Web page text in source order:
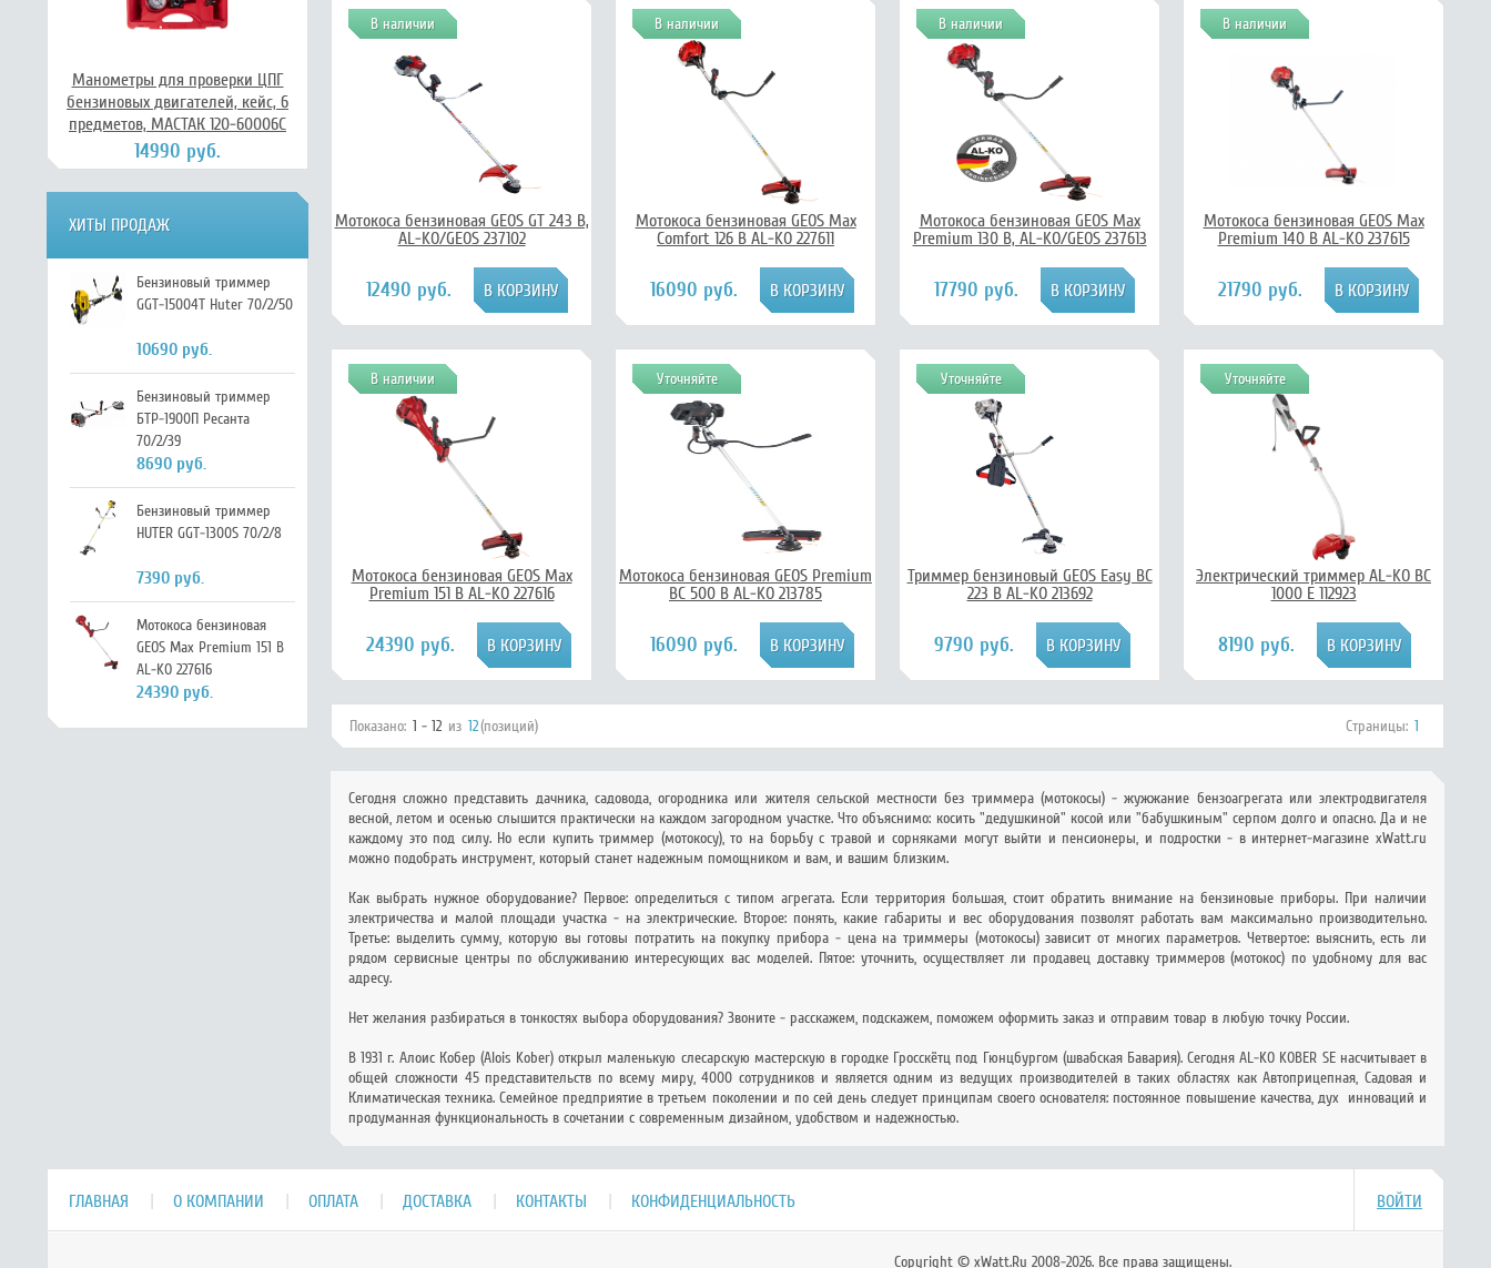
В наличии
Мотокоса бензиновая GEOS GT 243 B,
AL-KO/GEOS 237102
12490 руб.
В наличии
Мотокоса бензиновая GEOS Max
Comfort 126 B AL-KO 227611
16090 руб.
В наличии
Мотокоса бензиновая GEOS Max
Premium 130 B, AL-KO/GEOS 237613
17790 руб.
В наличии
Мотокоса бензиновая GEOS Max
Premium 140 B AL-KO 237615
21790 руб.
В наличии
Мотокоса бензиновая GEOS Max
Premium 151 B AL-KO 227616
24390 руб.
Уточняйте
Мотокоса бензиновая GEOS Premium
BC 500 B AL-KO 213785
16090 руб.
Уточняйте
Триммер бензиновый GEOS Easy BC
223 B AL-KO 213692
9790 руб.
Уточняйте
Электрический триммер AL-KO BC
1000 E 112923
8190 руб.
Показано: 1 - 12 из 12(позиций) Страницы: 1
Сегодня сложно представить дачника, садовода, огородника или жителя сельской местности без триммера (мотокосы) - жужжание бензоагрегата или электродвигателя
весной, летом и осенью слышится практически на каждом загородном участке. Что объяснимо: косить "дедушкиной" косой или "бабушкиным" серпом долго и опасно. Да и не
каждому это под силу. Но если купить триммер (мотокосу), то на борьбу с травой и сорняками могут выйти и пенсионеры, и подростки - в интернет-магазине xWatt.ru
можно подобрать инструмент, который станет надежным помощником и вам, и вашим близким.
Как выбрать нужное оборудование? Первое: определиться с типом агрегата. Если территория большая, стоит обратить внимание на бензиновые приборы. При наличии
электричества и малой площади участка - на электрические. Второе: понять, какие габариты и вес оборудования позволят работать вам максимально производительно.
Третье: выделить сумму, которую вы готовы потратить на покупку прибора - цена на триммеры (мотокосы) зависит от многих параметров. Четвертое: выяснить, есть ли
рядом сервисные центры по обслуживанию интересующих вас моделей. Пятое: уточнить, осуществляет ли продавец доставку триммеров (мотокос) по удобному для вас
адресу.
Нет желания разбираться в тонкостях выбора оборудования? Звоните - расскажем, подскажем, поможем оформить заказ и отправим товар в любую точку России.
В 1931 г. Алоис Кобер (Alois Kober) открыл маленькую слесарскую мастерскую в городке Гроcскётц под Гюнцбургом (швабская Бавария). Сегодня AL-KO KOBER SE насчитывает в
общей сложности 45 представительств по всему миру, 4000 сотрудников и является одним из ведущих производителей в таких областях как Автоприцепная, Садовая и
Климатическая техника. Семейное предприятие в третьем поколении и по сей день следует принципам своего основателя: постоянное повышение качества, дух инноваций и
продуманная функциональность в сочетании с современным дизайном, удобством и надежностью.
Манометры для проверки ЦПГ
бензиновых двигателей, кейс, 6
предметов, МАСТАК 120-60006C
14990 руб.
ХИТЫ ПРОДАЖ
Бензиновый триммер
GGT-15004Т Huter 70/2/50
10690 руб.
Бензиновый триммер
БТР-1900П Ресанта
70/2/39
8690 руб.
Бензиновый триммер
HUTER GGT-1300S 70/2/8
7390 руб.
Мотокоса бензиновая
GEOS Max Premium 151 B
AL-KO 227616
24390 руб.
ГЛАВНАЯ О КОМПАНИИ ОПЛАТА ДОСТАВКА КОНТАКТЫ КОНФИДЕНЦИАЛЬНОСТЬ ВОЙТИ
Copyright © xWatt.Ru 2008-2026. Все права защищены.